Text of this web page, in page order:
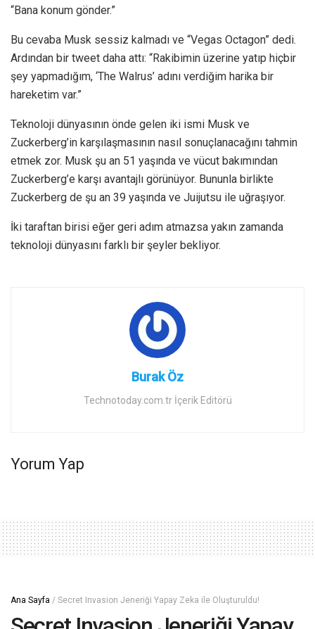
“Bana konum gönder.”
Bu cevaba Musk sessiz kalmadı ve “Vegas Octagon” dedi.
Ardından bir tweet daha attı: “Rakibimin üzerine yatıp hiçbir
şey yapmadığım, ‘The Walrus’ adını verdiğim harika bir
hareketim var.”
Teknoloji dünyasının önde gelen iki ismi Musk ve
Zuckerberg’in karşılaşmasının nasıl sonuçlanacağını tahmin
etmek zor. Musk şu an 51 yaşında ve vücut bakımından
Zuckerberg’e karşı avantajlı görünüyor. Bununla birlikte
Zuckerberg de şu an 39 yaşında ve Juijutsu ile uğraşıyor.
İki taraftan birisi eğer geri adım atmazsa yakın zamanda
teknoloji dünyasını farklı bir şeyler bekliyor.
Burak Öz
Technotoday.com.tr İçerik Editörü
Yorum Yap
Ana Sayfa / Secret Invasion Jeneriği Yapay Zeka ile Oluşturuldu!